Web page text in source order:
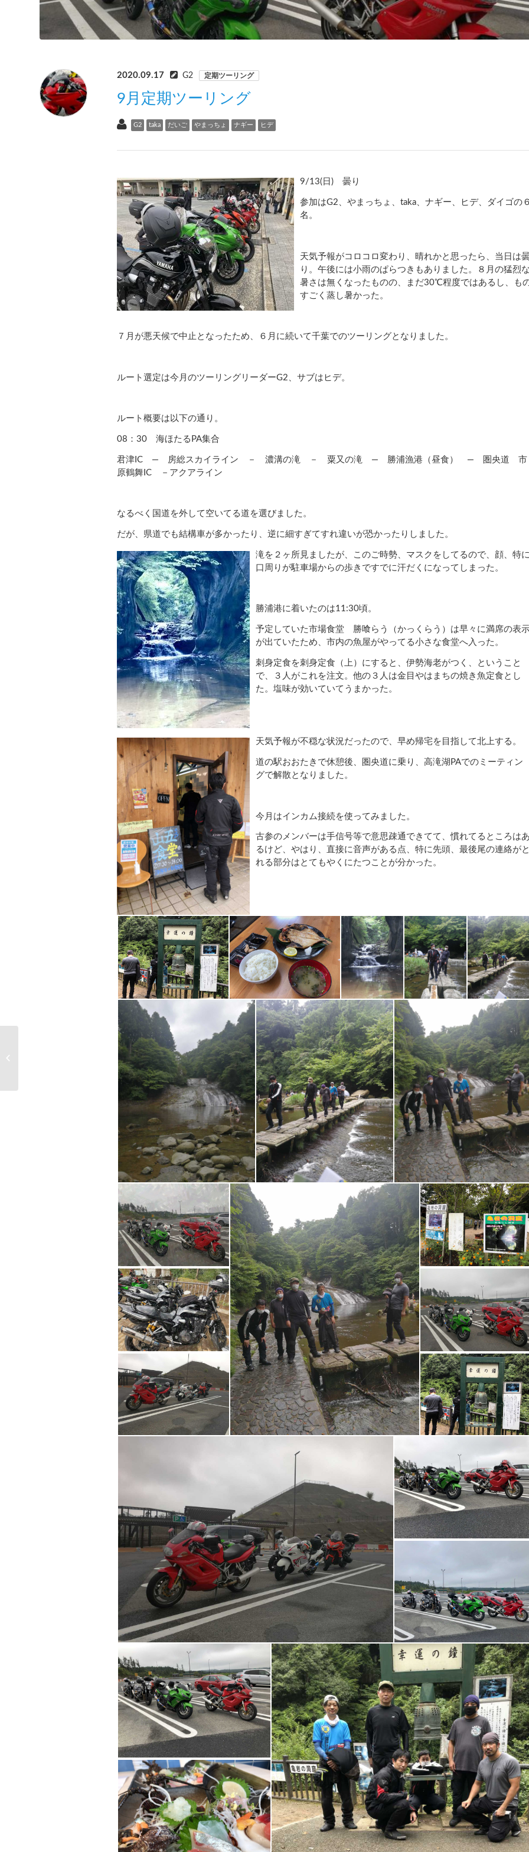
2020.09.17 G2 定期ツーリング
9月定期ツーリング
G2 taka だいご やまっちょ ナギー ヒデ
9/13( 日 ) 曇り
参加はG2 、やまっちょ、 taka、ナギー、ヒデ、ダイゴの
名。
天気予報がコロコロ変わり、晴れかと思ったら、当日は
り。午後には小雨のぱらつきもありました。８月の猛烈
暑さは無くなったものの、まだ30℃程度ではあるし、も
すごく蒸し暑かった。
７月が悪天候で中止となったため、６月に続いて千葉でのツーリングとなりました。
ルート選定は今月のツーリングリーダーG2 、サブはヒデ。
ルート概要は以下の通り。
08 ： 30 海ほたる PA集合
君津 IC ― 房総スカイライン － 濃溝の滝 － 粟又の滝 ― 勝浦漁港（昼食） ― 圏央道 市
原鶴舞 IC －アクアライン
なるべく国道を外して空いてる道を選びました。
だが、県道でも結構車が多かったり、逆に細すぎてすれ違いが恐かったりしました。
滝を２ヶ所見ましたが、このご時勢、マスクをしてるので、顔、特
口周りが駐車場からの歩きですでに汗だくになってしまった。
勝浦港に着いたのは11:30頃。
予定していた市場食堂 勝喰らう（かっくらう）は早々に満席の表
が出ていたため、市内の魚屋がやってる小さな食堂へ入った。
刺身定食を刺身定食（上）にすると、伊勢海老がつく、ということ
で、３人がこれを注文。他の３人は金目やはまちの焼き魚定食とし
た。塩味が効いていてうまかった。
天気予報が不穏な状況だったので、早め帰宅を目指して北上する。
道の駅おおたきで休憩後、圏央道に乗り、高滝湖 PAでのミーティン
グで解散となりました。
今月はインカム接続を使ってみました。
古参のメンバーは手信号等で意思疎通できてて、慣れてるところは
るけど、やはり、直接に音声がある点、特に先頭、最後尾の連絡が
れる部分はとてもやくにたつことが分かった。